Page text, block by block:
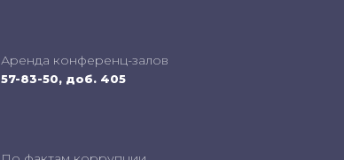
Аренда конференц-залов
57-83-50, доб. 405